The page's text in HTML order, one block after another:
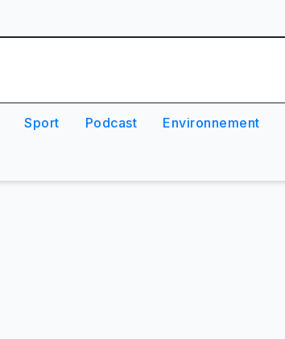
Sport Podcast Environnement